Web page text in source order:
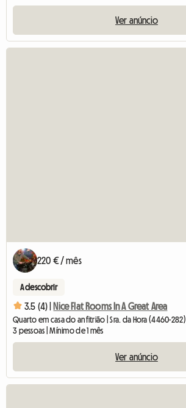
Ver anúncio
220 € / mês
A descobrir
3.5 (4) | Nice Flat Rooms In A Great Area
Quarto em casa do anfitrião | Sra. da Hora (4460-282)
3 pessoas | Mínimo de 1 mês
Ver anúncio